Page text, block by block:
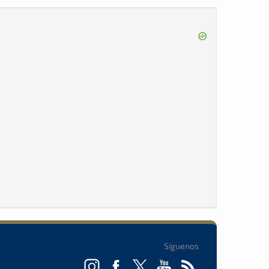
Síguenos